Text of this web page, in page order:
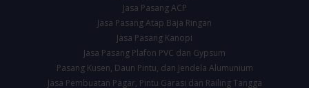
Jasa Pasang ACP
Jasa Pasang Atap Baja Ringan
Jasa Pasang Kanopi
Jasa Pasang Plafon PVC dan Gypsum
Pasang Kusen, Daun Pintu, dan Jendela Alumunium
Jasa Pembuatan Pagar, Pintu Garasi dan Railing Tangga